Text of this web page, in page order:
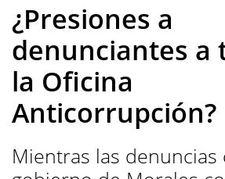
¿Presiones a
denunciantes a
la Oficina
Anticorrupción?
Mientras las denuncias